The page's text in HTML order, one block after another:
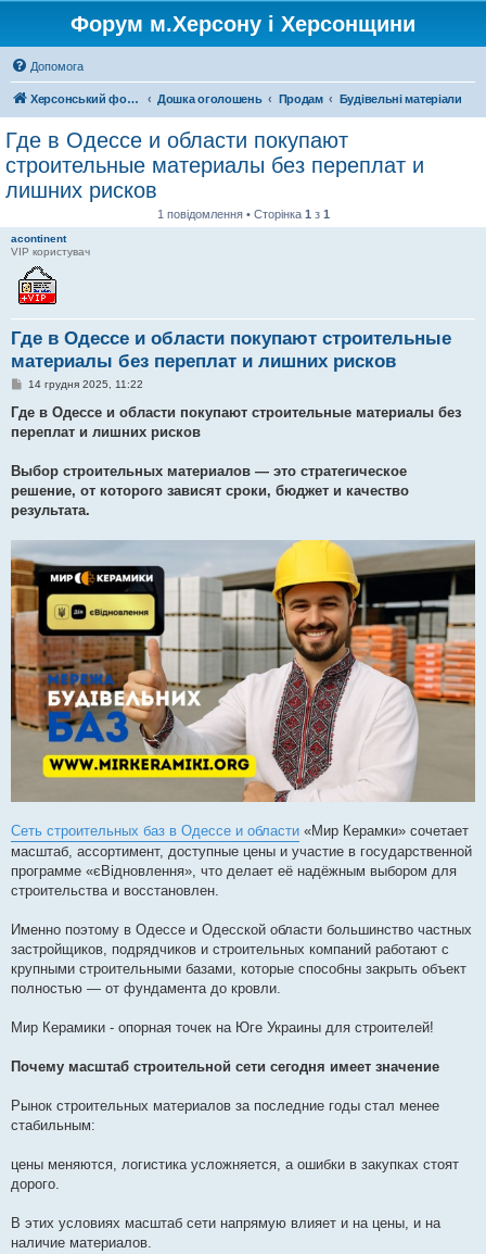
Форум м.Херсону і Херсонщини
Допомога
Херсонський форум Дошка оголошень Продам Будівельні матеріали
Где в Одессе и области покупают
строительные материалы без переплат и
лишних рисков
1 повідомлення • Сторінка 1 з 1
acontinent
VIP користувач
Где в Одессе и области покупают строительные
материалы без переплат и лишних рисков
П
в
і
д
л
е
н
14 грудня 2025, 11:22
Где в Одессе и области покупают строительные материалы без
переплат и лишних рисков
Выбор строительных материалов — это стратегическое
решение, от которого зависят сроки, бюджет и качество
результата.
Сеть строительных баз в Одессе и области «Мир Керамки» сочетает
масштаб, ассортимент, доступные цены и участие в государственной
программе «єВідновлення», что делает её надёжным выбором для
строительства и восстановлен.
Именно поэтому в Одессе и Одесской области большинство частных
застройщиков, подрядчиков и строительных компаний работают с
крупными строительными базами, которые способны закрыть объект
полностью — от фундамента до кровли.
Мир Керамики - опорная точек на Юге Украины для строителей!
Почему масштаб строительной сети сегодня имеет значение
Рынок строительных материалов за последние годы стал менее
стабильным:
цены меняются, логистика усложняется, а ошибки в закупках стоят
дорого.
В этих условиях масштаб сети напрямую влияет и на цены, и на
наличие материалов.